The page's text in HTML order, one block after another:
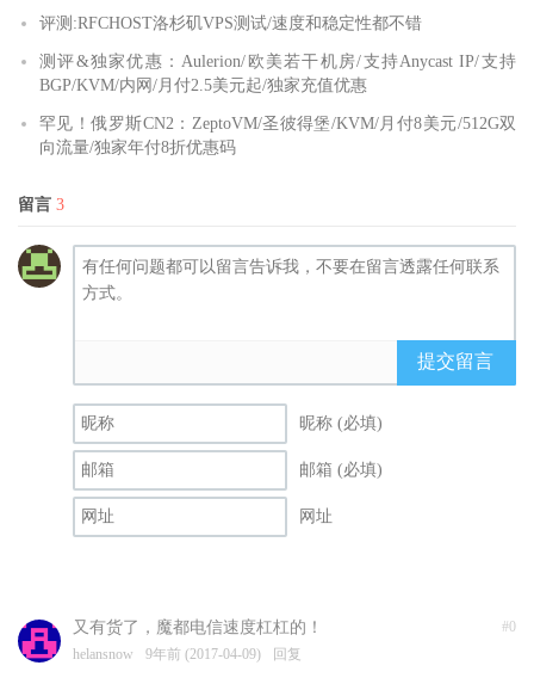
评测:RFCHOST洛杉矶VPS测试/速度和稳定性都不错
测评&独家优惠：Aulerion/欧美若干机房/支持Anycast IP/支持
BGP/KVM/内网/月付2.5美元起/独家充值优惠
罕见！俄罗斯CN2：ZeptoVM/圣彼得堡/KVM/月付8美元/512G双
向流量/独家年付8折优惠码
留言 3
提交留言
昵称 (必填)
邮箱 (必填)
网址
#0
又有货了，魔都电信速度杠杠的！
helansnow 9年前 (2017-04-09) 回复